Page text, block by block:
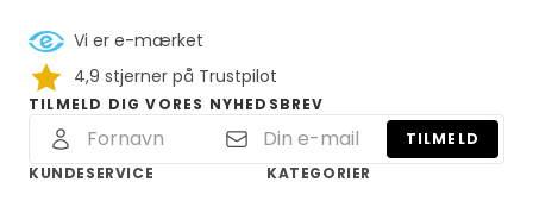
Vi er e-mærket
4,9 stjerner på Trustpilot
TILMELD DIG VORES NYHEDSBREV
TILMELD
KUNDESERVICE
KATEGORIER